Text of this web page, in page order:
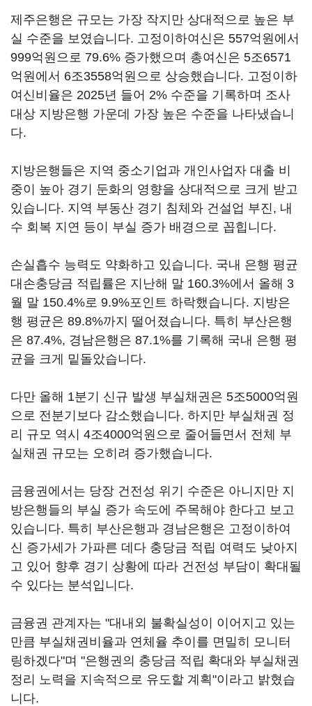
제주은행은 규모는 가장 작지만 상대적으로 높은 부
실 수준을 보였습니다. 고정이하여신은 557억원에서
999억원으로 79.6% 증가했으며 총여신은 5조6571
억원에서 6조3558억원으로 상승했습니다. 고정이하
여신비율은 2025년 들어 2% 수준을 기록하며 조사
대상 지방은행 가운데 가장 높은 수준을 나타냈습니
다.
지방은행들은 지역 중소기업과 개인사업자 대출 비
중이 높아 경기 둔화의 영향을 상대적으로 크게 받고
있습니다. 지역 부동산 경기 침체와 건설업 부진, 내
수 회복 지연 등이 부실 증가 배경으로 꼽힙니다.
손실흡수 능력도 약화하고 있습니다. 국내 은행 평균
대손충당금 적립률은 지난해 말 160.3%에서 올해 3
월 말 150.4%로 9.9%포인트 하락했습니다. 지방은
행 평균은 89.8%까지 떨어졌습니다. 특히 부산은행
은 87.4%, 경남은행은 87.1%를 기록해 국내 은행 평
균을 크게 밑돌았습니다.
다만 올해 1분기 신규 발생 부실채권은 5조5000억원
으로 전분기보다 감소했습니다. 하지만 부실채권 정
리 규모 역시 4조4000억원으로 줄어들면서 전체 부
실채권 규모는 오히려 증가했습니다.
금융권에서는 당장 건전성 위기 수준은 아니지만 지
방은행들의 부실 증가 속도에 주목해야 한다고 보고
있습니다. 특히 부산은행과 경남은행은 고정이하여
신 증가세가 가파른 데다 충당금 적립 여력도 낮아지
고 있어 향후 경기 상황에 따라 건전성 부담이 확대될
수 있다는 분석입니다.
금융권 관계자는 "대내외 불확실성이 이어지고 있는
만큼 부실채권비율과 연체율 추이를 면밀히 모니터
링하겠다"며 "은행권의 충당금 적립 확대와 부실채권
정리 노력을 지속적으로 유도할 계획"이라고 밝혔습
니다.